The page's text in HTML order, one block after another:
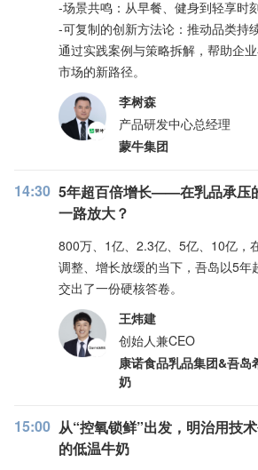
-场景共鸣：从早餐、健身到轻享时
-可复制的创新方法论：推动品类持
通过实践案例与策略拆解，帮助企
市场的新路径。
李树森
产品研发中心总经理
蒙牛集团
14:30 5年超百倍增长——在乳品承压
一路放大？
800万、1亿、2.3亿、5亿、10亿，
调整、增长放缓的当下，吾岛以5年
交出了一份硬核答卷。
王炜建
创始人兼CEO
康诺⻝品乳品集团&吾岛
奶
15:00 从“控氧锁鲜”出发，明治用技
的低温牛奶